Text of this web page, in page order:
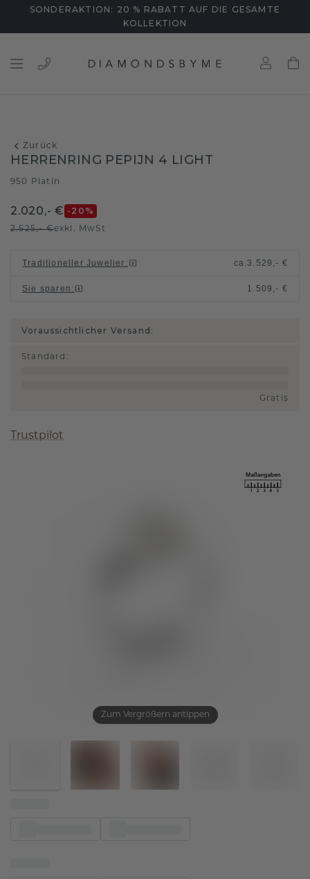
SONDERAKTION: 20 % RABATT AUF DIE GESAMTE
KOLLEKTION
Zurück
Zum Vergrößern antippen
HERRENRING PEPIJN 4 LIGHT
950 Platin
2.020,- € -20 %
2.525,- €exkl. MwSt
Traditioneller Juwelier : ca.3.529,- €
Sie sparen : 1.509,- €
Voraussichtlicher Versand:
Standard :
Gratis
Trustpilot